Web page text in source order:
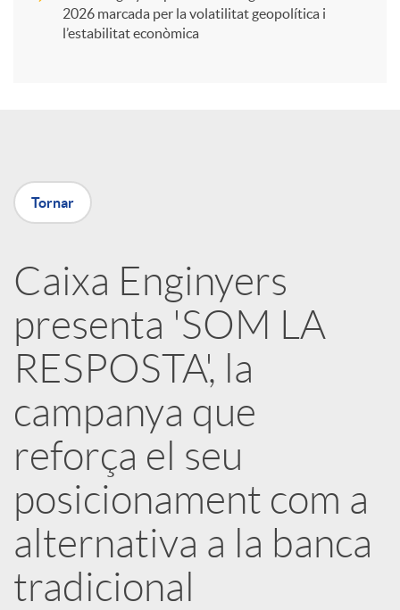
X
r
x
e
s
S
o
2026 marcada per la volatilitat geopolítica i
l’estabilitat econòmica
Tornar
Caixa Enginyers
presenta 'SOM LA
RESPOSTA', la
campanya que
reforça el seu
posicionament com a
alternativa a la banca
tradicional